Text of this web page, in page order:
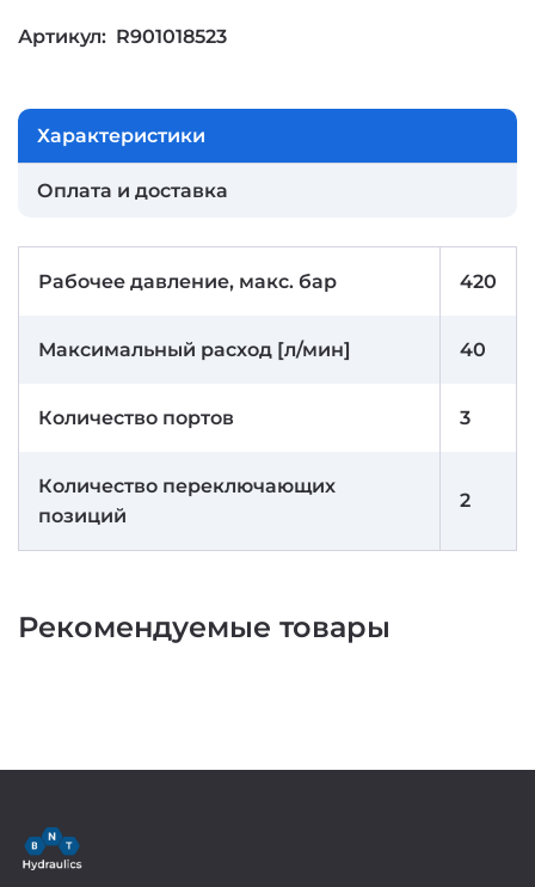
Артикул: R901018523
Характеристики
Оплата и доставка
Рабочее давление, макс. бар 420
Максимальный расход [л/мин] 40
Количество портов 3
Количество переключающих
позиций
2
Рекомендуемые товары